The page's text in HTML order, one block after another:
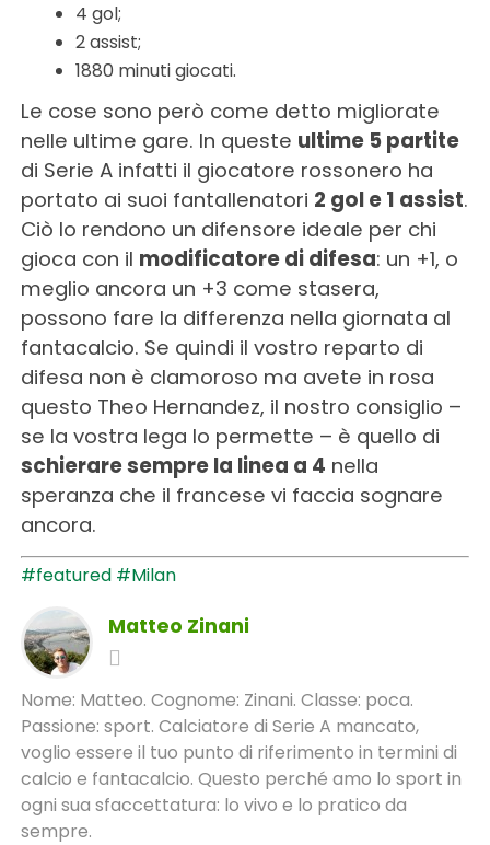
4 gol;
2 assist;
1880 minuti giocati.
Le cose sono però come detto migliorate
nelle ultime gare. In queste ultime 5 partite
di Serie A infatti il giocatore rossonero ha
portato ai suoi fantallenatori 2 gol e 1 assist.
Ciò lo rendono un difensore ideale per chi
gioca con il modificatore di difesa: un +1, o
meglio ancora un +3 come stasera,
possono fare la differenza nella giornata al
fantacalcio. Se quindi il vostro reparto di
difesa non è clamoroso ma avete in rosa
questo Theo Hernandez, il nostro consiglio –
se la vostra lega lo permette – è quello di
schierare sempre la linea a 4 nella
speranza che il francese vi faccia sognare
ancora.
#featured #Milan
Matteo Zinani
Nome: Matteo. Cognome: Zinani. Classe: poca.
Passione: sport. Calciatore di Serie A mancato,
voglio essere il tuo punto di riferimento in termini di
calcio e fantacalcio. Questo perché amo lo sport in
ogni sua sfaccettatura: lo vivo e lo pratico da
sempre.